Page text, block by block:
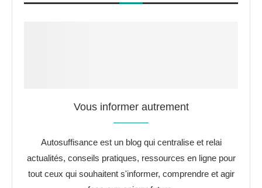
Vous informer autrement
Autosuffisance est un blog qui centralise et relai
actualités, conseils pratiques, ressources en ligne pour
tout ceux qui souhaitent s'informer, comprendre et agir